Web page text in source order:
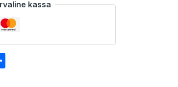
kassa
Share